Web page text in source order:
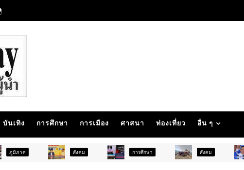
บันเทิง การศึกษา การเมือง ศาสนา ท่องเที่ยว อื่น ๆ
การศึกษา การเมือง